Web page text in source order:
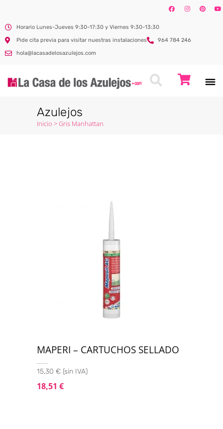
Horario Lunes-Jueves 9:30-17:30 y Viernes 9:30-13:30
Pide cita previa para visitar nuestras instalaciones
964 784 246
hola@lacasadelosazulejos.com
Azulejos
Inicio >Gris Manhattan
MAPERI – CARTUCHOS SELLADO
15,30 € (sin IVA)
18,51 €